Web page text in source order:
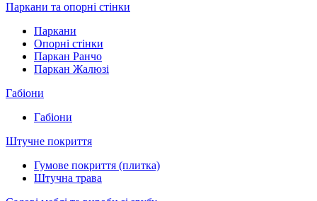
Паркани та опорні стінки
Паркани
Опорні стінки
Паркан Ранчо
Паркан Жалюзі
Габіони
Габіони
Штучне покриття
Гумове покриття (плитка)
Штучна трава